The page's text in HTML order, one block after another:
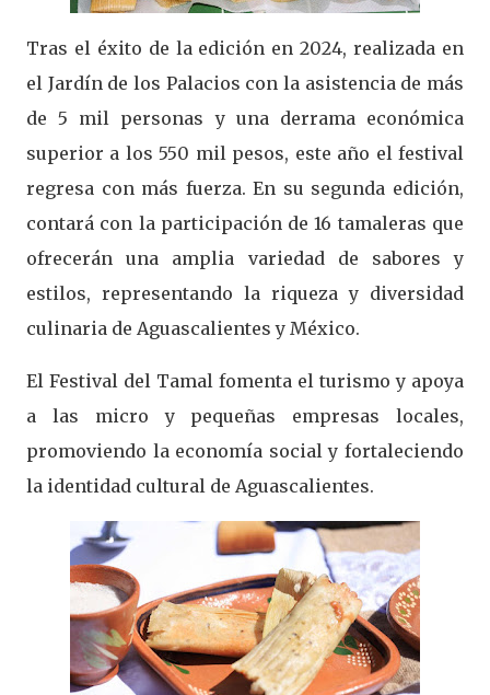
Tras el éxito de la edición en 2024, realizada en
el Jardín de los Palacios con la asistencia de más
de 5 mil personas y una derrama económica
superior a los 550 mil pesos, este año el festival
regresa con más fuerza. En su segunda edición,
contará con la participación de 16 tamaleras que
ofrecerán una amplia variedad de sabores y
estilos, representando la riqueza y diversidad
culinaria de Aguascalientes y México.
El Festival del Tamal fomenta el turismo y apoya
a las micro y pequeñas empresas locales,
promoviendo la economía social y fortaleciendo
la identidad cultural de Aguascalientes.